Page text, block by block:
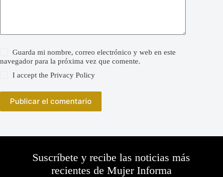
Guarda mi nombre, correo electrónico y web en este
navegador para la próxima vez que comente.
I accept thePrivacy Policy
Publicar el comentario
Suscríbete y recibe las noticias más
recientes de Mujer Informa